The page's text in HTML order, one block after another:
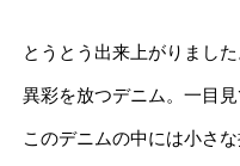
とうとう出来上がりました
異彩を放つデニム。一目
このデニムの中には小さ